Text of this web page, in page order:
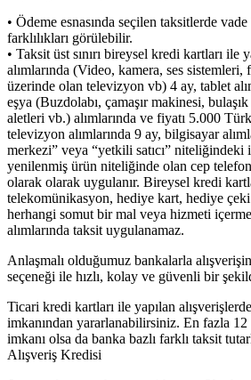
• Ödeme esnasında seçilen taksitlerde
farklılıkları görülebilir.
• Taksit üst sınırı bireysel kredi kartları ile
alımlarında (Video, kamera, ses sistemleri,
üzerinde olan televizyon vb) 4 ay, tablet
eşya (Buzdolabı, çamaşır makinesi,
aletleri vb.) alımlarında ve fiyatı 5.000
televizyon alımlarında 9 ay, bilgisayar
merkezi” veya “yetkili satıcı” niteliğindeki
yenilenmiş ürün niteliğinde olan cep
olarak olarak uygulanır. Bireysel kredi
telekomünikasyon, hediye kart, hediye
herhangi somut bir mal veya hizmeti
alımlarında taksit uygulanamaz.
Anlaşmalı olduğumuz bankalarla
seçeneği ile hızlı, kolay ve güvenli bir
Ticari kredi kartları ile yapılan
imkanından yararlanabilirsiniz. En fazla
imkanı olsa da banka bazlı farklı taksit
Alışveriş Kredisi